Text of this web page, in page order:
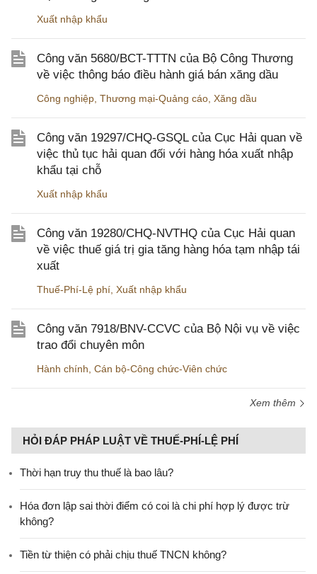
Xuất nhập khẩu
Công văn 5680/BCT-TTTN của Bộ Công Thương
về việc thông báo điều hành giá bán xăng dầu
Công nghiệp Thương mại-Quảng cáo Xăng dầu
Công văn 19297/CHQ-GSQL của Cục Hải quan về
việc thủ tục hải quan đối với hàng hóa xuất nhập
khẩu tại chỗ
Xuất nhập khẩu
Công văn 19280/CHQ-NVTHQ của Cục Hải quan
về việc thuế giá trị gia tăng hàng hóa tạm nhập tái
xuất
Thuế-Phí-Lệ phí Xuất nhập khẩu
Công văn 7918/BNV-CCVC của Bộ Nội vụ về việc
trao đổi chuyên môn
Hành chính Cán bộ-Công chức-Viên chức
Xem thêm
HỎI ĐÁP PHÁP LUẬT VỀ THUẾ-PHÍ-LỆ PHÍ
Thời hạn truy thu thuế là bao lâu?
Hóa đơn lập sai thời điểm có coi là chi phí hợp lý được trừ
không?
Tiền từ thiện có phải chịu thuế TNCN không?